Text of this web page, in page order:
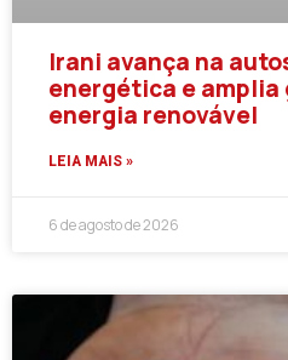
Irani avança na
energética e amplia
energia renovável
LEIA MAIS »
6 de agosto de 2026